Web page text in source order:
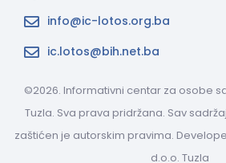
info@ic-lotos.org.ba
ic.lotos@bih.net.ba
©2026. Informativni centar za osobe
Tuzla. Sva prava pridržana. Sav
zaštićen je autorskim pravima.
d.o.o. Tuzla